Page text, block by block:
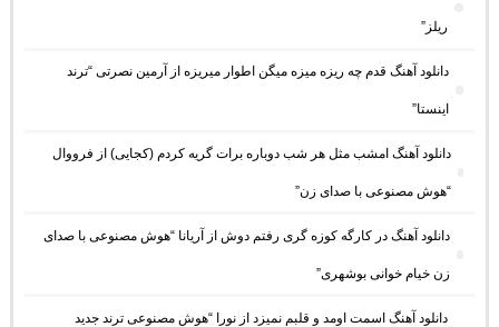
ریلز”
دانلود آهنگ ﻗﺪم ﭼﻪ رﻳﺰه ﻣﻴﺰه ﻣﻴﮕﻦ اﻃﻮار ﻣﻴﺮﻳﺰه از آرمین نصرتی “ترند
اینستا”
دانلود آهنگ امشب مثل هر شب دوباره برات گریه کردم (کجایی) از فرووال
“هوش مصنوعی با صدای زن”
دانلود آهنگ در کارگه کوزه گری رفتم دوش از آریانا “هوش مصنوعی با صدای
زن خیام خوانی بوشهری”
دانلود آهنگ اسمت اومد و قلبم نمیزد از نورا “هوش مصنوعی ترند جدید